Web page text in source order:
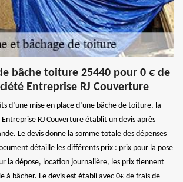
bâche toiture 25440 pour 0 € de
Entreprise RJ Couverture
d’une mise en place d’une bâche de toiture, la
RJ Couverture établit un devis après
Le devis donne la somme totale des dépenses
détaille les différents prix : prix pour la pose
la dépose, location journalière, les prix tiennent
à bâcher. Le devis est établi avec 0€ de frais de